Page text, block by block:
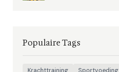
Populaire Tags